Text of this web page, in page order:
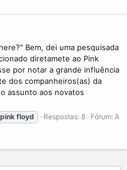
Bem, dei uma pesquisada
diretamete ao Pink
por notar a grande influência
dos companheiros(as) da
assunto aos novatos
pink floyd Respostas: 8 Fórum: A